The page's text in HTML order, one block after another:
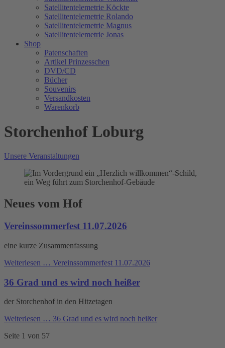
Satellitentelemetrie Köckte
Satellitentelemetrie Rolando
Satellitentelemetrie Magnus
Satellitentelemetrie Jonas
Shop
Patenschaften
Artikel Prinzesschen
DVD/CD
Bücher
Souvenirs
Versandkosten
Warenkorb
Storchenhof Loburg
Unsere Veranstaltungen
Neues vom Hof
Vereinssommerfest 11.07.2026
eine kurze Zusammenfassung
Weiterlesen … Vereinssommerfest 11.07.2026
36 Grad und es wird noch heißer
der Storchenhof in den Hitzetagen
Weiterlesen … 36 Grad und es wird noch heißer
Seite 1 von 57